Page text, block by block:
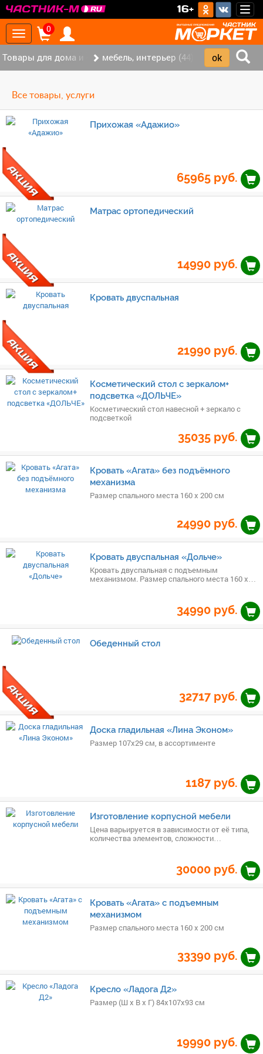
16+
Toggle
navigation
0
Товары для дома и офиса (117)мебель, интерьер (44)
Все товары, услуги
Прихожая «Адажио»
65965 руб.
Матрас ортопедический
14990 руб.
Кровать двуспальная
21990 руб.
Косметический стол с зеркалом+
подсветка «ДОЛЬЧЕ»
Косметический стол навесной + зеркало с
подсветкой
35035 руб.
Кровать «Агата» без подъёмного
механизма
Размер спального места 160 х 200 см
24990 руб.
Кровать двуспальная «Дольче»
Кровать двуспальная с подъемным
механизмом. Размер спального места 160 х
34990 руб.
Обеденный стол
32717 руб.
Доска гладильная «Лина Эконом»
Размер 107х29 см, в ассортименте
1187 руб.
Изготовление корпусной мебели
Цена варьируется в зависимости от её типа,
количества элементов, сложности
30000 руб.
Кровать «Агата» с подъемным
механизмом
Размер спального места 160 х 200 см
33390 руб.
Кресло «Ладога Д2»
Размер (Ш x В x Г) 84х107х93 см
19990 руб.